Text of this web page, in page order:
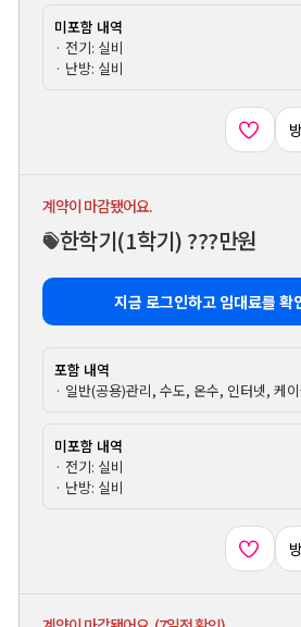
미포함 내역
· 전기: 실비
· 난방: 실비
계약이 마감됐어요.
한학기(1학기) ???만원
지금 로그인하고 임대료를 확
포함 내역
· 일반(공용)관리, 수도, 온수, 인터넷, 케
미포함 내역
· 전기: 실비
· 난방: 실비